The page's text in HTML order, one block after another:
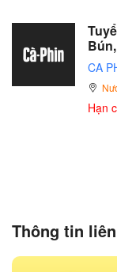
CA
Hạn
Thông tin